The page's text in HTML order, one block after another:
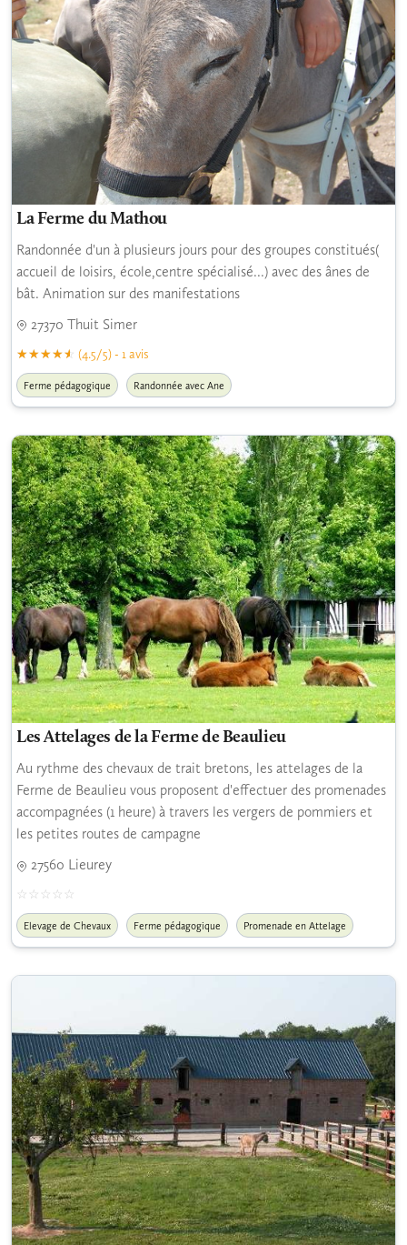
La Ferme du Mathou
Randonnée d'un à plusieurs jours pour des groupes constitués(
accueil de loisirs, école,centre spécialisé...) avec des ânes de
bât. Animation sur des manifestations
27370 Thuit Simer
(4.5/5) - 1 avis
Ferme pédagogique Randonnée avec Ane
Les Attelages de la Ferme de Beaulieu
Au rythme des chevaux de trait bretons, les attelages de la
Ferme de Beaulieu vous proposent d'effectuer des promenades
accompagnées (1 heure) à travers les vergers de pommiers et
les petites routes de campagne
27560 Lieurey
Elevage de Chevaux Ferme pédagogique Promenade en Attelage